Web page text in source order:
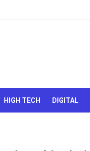
HIGH TECH DIGITAL